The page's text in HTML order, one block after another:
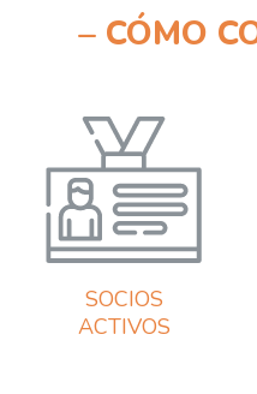
– CÓMO
SOCIOS
ACTIVOS